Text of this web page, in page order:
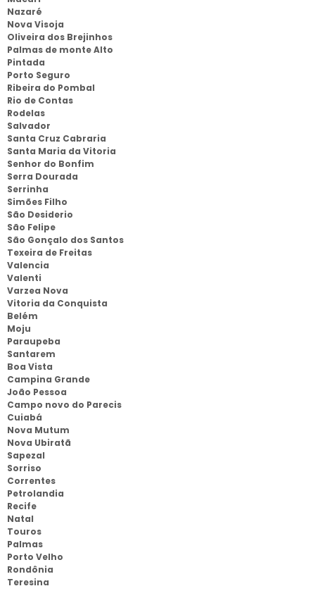
Nazaré
Nova Visoja
Oliveira dos Brejinhos
Palmas de monte Alto
Pintada
Porto Seguro
Ribeira do Pombal
Rio de Contas
Rodelas
Salvador
Santa Cruz Cabraria
Santa Maria da Vitoria
Senhor do Bonfim
Serra Dourada
Serrinha
Simões Filho
São Desiderio
São Felipe
São Gonçalo dos Santos
Texeira de Freitas
Valencia
Valenti
Varzea Nova
Vitoria da Conquista
Belém
Moju
Paraupeba
Santarem
Boa Vista
Campina Grande
João Pessoa
Campo novo do Parecis
Cuiabá
Nova Mutum
Nova Ubiratã
Sapezal
Sorriso
Correntes
Petrolandia
Recife
Natal
Touros
Palmas
Porto Velho
Rondônia
Teresina